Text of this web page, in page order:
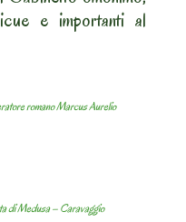
e importanti al
romano Marcus Aurelio
di Medusa – Caravaggio